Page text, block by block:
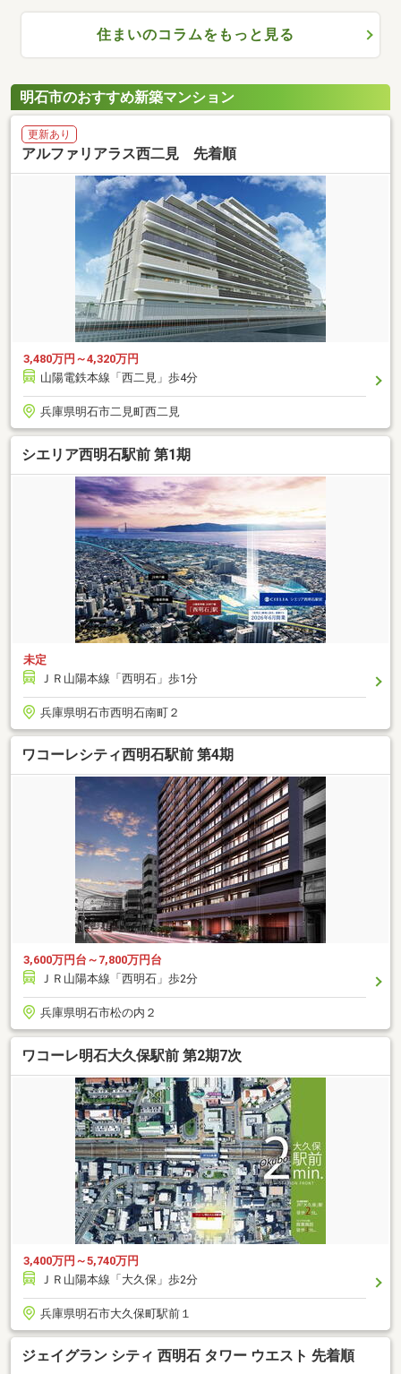
住まいのコラムをもっと見る
明石市のおすすめ新築マンション
更新あり
アルファリアラス西二見 先着順
3,480万円～4,320万円
山陽電鉄本線「西二見」歩4分
兵庫県明石市二見町西二見
シエリア西明石駅前 第1期
未定
ＪＲ山陽本線「西明石」歩1分
兵庫県明石市西明石南町２
ワコーレシティ西明石駅前 第4期
3,600万円台～7,800万円台
ＪＲ山陽本線「西明石」歩2分
兵庫県明石市松の内２
ワコーレ明石大久保駅前 第2期7次
3,400万円～5,740万円
ＪＲ山陽本線「大久保」歩2分
兵庫県明石市大久保町駅前１
ジェイグラン シティ 西明石 タワー ウエスト 先着順